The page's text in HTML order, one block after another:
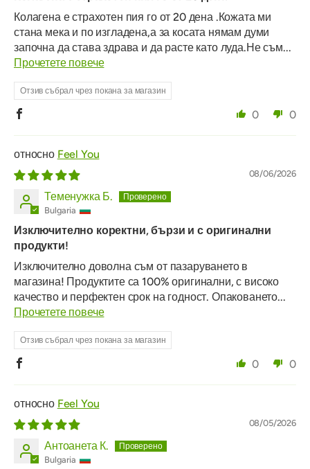
Колагена е страхотен пия го от 20 дена .Кожата ми
стана мека и по изгладена,а за косата нямам думи
започна да става здрава и да расте като луда.Не съм...
Прочетете повече
Отзив събрал чрез покана за магазин
0 0
Feel You
08/06/2026
Теменужка Б.
Bulgaria
Изключително коректни, бързи и с оригинални
продукти!
Изключително доволна съм от пазаруването в
магазина! Продуктите са 100% оригинални, с високо
качество и перфектен срок на годност. Опаковането...
Прочетете повече
Отзив събрал чрез покана за магазин
0 0
Feel You
08/05/2026
Антоанета К.
Bulgaria